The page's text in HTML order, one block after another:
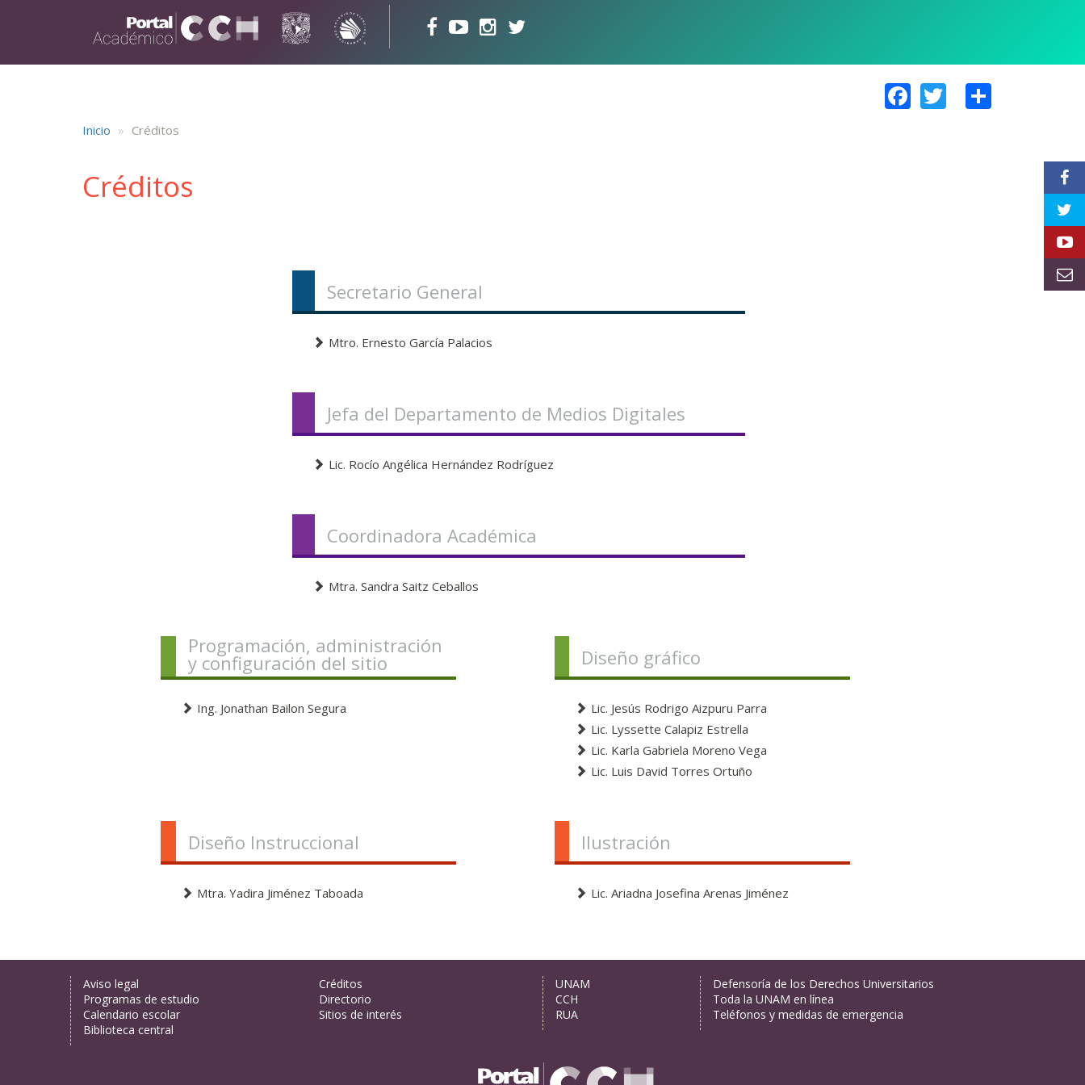
Facebook
Twitter
Inicio Créditos
Créditos
Secretario General
Mtro. Ernesto García Palacios
Jefa del Departamento de Medios Digitales
Lic. Rocío Angélica Hernández Rodríguez
Coordinadora Académica
Mtra. Sandra Saitz Ceballos
Programación, administración
y configuración del sitio
Ing. Jonathan Bailon Segura
Diseño gráfico
Lic. Jesús Rodrigo Aizpuru Parra
Lic. Lyssette Calapiz Estrella
Lic. Karla Gabriela Moreno Vega
Lic. Luis David Torres Ortuño
Diseño Instruccional
Mtra. Yadira Jiménez Taboada
Ilustración
Lic. Ariadna Josefina Arenas Jiménez
Aviso legal
Programas de estudio
Calendario escolar
Biblioteca central
Créditos
Directorio
Sitios de interés
UNAM
CCH
RUA
Defensoría de los Derechos Universitarios
Toda la UNAM en línea
Teléfonos y medidas de emergencia